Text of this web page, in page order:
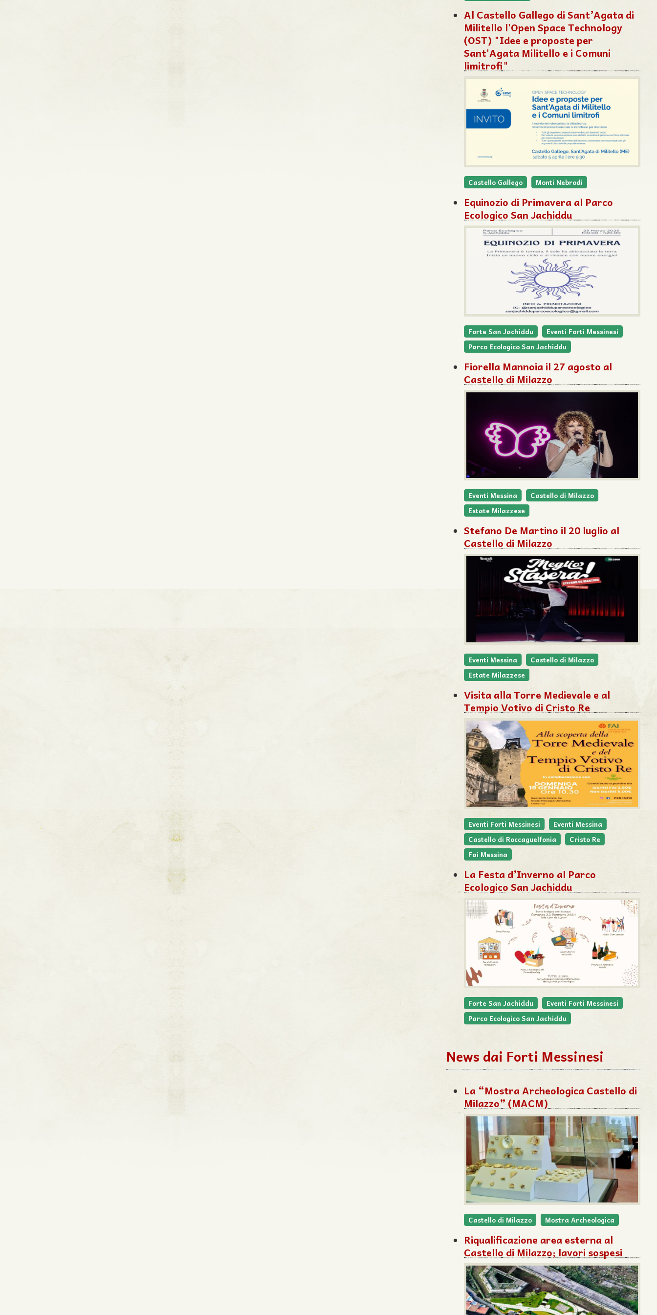
Al Castello Gallego di Sant’Agata di
Militello l'Open Space Technology
(OST) "Idee e proposte per
Sant'Agata Militello e i Comuni
limitrofi"
Castello Gallego Monti Nebrodi
Equinozio di Primavera al Parco
Ecologico San Jachiddu
Forte San Jachiddu
Eventi Forti Messinesi
Parco Ecologico San Jachiddu
Fiorella Mannoia il 27 agosto al
Castello di Milazzo
Eventi Messina
Castello di Milazzo
Estate Milazzese
Stefano De Martino il 20 luglio al
Castello di Milazzo
Eventi Messina
Castello di Milazzo
Estate Milazzese
Visita alla Torre Medievale e al
Tempio Votivo di Cristo Re
Eventi Forti Messinesi
Eventi Messina
Castello di Roccaguelfonia
Cristo Re
Fai Messina
La Festa d’Inverno al Parco
Ecologico San Jachiddu
Forte San Jachiddu
Eventi Forti Messinesi
Parco Ecologico San Jachiddu
News dai Forti Messinesi
La “Mostra Archeologica Castello di
Milazzo” (MACM)
Castello di Milazzo Mostra Archeologica
Riqualificazione area esterna al
Castello di Milazzo; lavori sospesi